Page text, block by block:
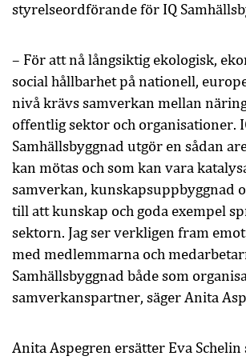
styrelseordförande för IQ
– För att nå långsiktig ekologisk,
social hållbarhet på nationell,
nivå krävs samverkan mellan
offentlig sektor och organisationer.
Samhällsbyggnad utgör en sådan
kan mötas och som kan vara
samverkan, kunskapsuppbyggnad
till att kunskap och goda exempel
sektorn. Jag ser verkligen fram
med medlemmarna och
Samhälls­byggnad både som
samverkanspartner, säger Anita
Anita Aspegren ersätter Eva